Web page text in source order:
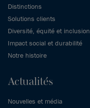
Distinctions
Solutions clients
Diversité, équité et inclusion
Impact social et durabilité
Notre histoire
Actualités
Nouvelles et média